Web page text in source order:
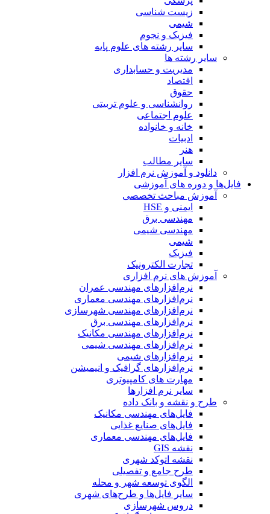
زیست شناسی
شیمی
فیزیک و نجوم
سایر رشته های علوم پایه
سایر رشته ها
مدیریت و حسابداری
اقتصاد
حقوق
روانشناسی و علوم تربیتی
علوم اجتماعی
خانه و خانواده
ادبیات
هنر
سایر مطالب
دانلود و آموزش نرم افزار
فایل‌ها و دوره های آموزشی
آموزش مباحث تخصصی
ایمنی و HSE
مهندسی برق
مهندسی شیمی
شیمی
فیزیک
تجارت الکترونیک
آموزش های نرم افزاری
نرم‌افزارهای مهندسی عمران
نرم‌افزارهای مهندسی معماری
نرم‌افزارهای مهندسی شهرسازی
نرم‌افزارهای مهندسی برق
نرم‌افزارهای مهندسی مکانیک
نرم‌افزارهای مهندسی شیمی
نرم‌افزارهای شیمی
نرم‌افزارهای گرافیک و انیمیشن
مهارت های کامپیوتری
سایر نرم افزارها
طرح و نقشه و بانک داده
فایل‌های مهندسی مکانیک
فایل‌های صنایع غذایی
فایل‌های مهندسی معماری
نقشه GIS
نقشه اتوکد شهری
طرح جامع و تفصیلی
الگوی توسعه شهر و محله
سایر فایل‌ها و طرح‌های شهری
دروس شهرسازی